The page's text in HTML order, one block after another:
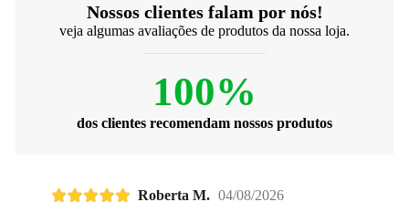
Nossos clientes falam por nós!
veja algumas avaliações de produtos da nossa loja.
100%
dos clientes recomendam nossos produtos
Roberta M. 04/08/2026